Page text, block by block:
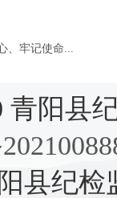
、牢记使命...
青阳县
县纪检